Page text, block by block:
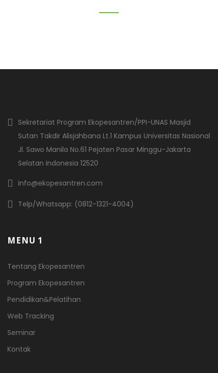
Sekretariat Program Ekopesantren/PPI-UNAS Masjid
Sutan Takdir Alisjahbana Lt.1 Kampus Universitas Nasional
Jl. Sawo Manila No.61 Pejaten Pasar Minggu-Jakarta
Selatan Indonesia 12520
info@ekopesantren.com
Telp/Whatsapp: (0812-1321-4004)
MENU 1
Tentang Ekopesantren
Program Ekopesantren
Pendidikan&Pelatihan
Web Tracking
Seminar
Kontak